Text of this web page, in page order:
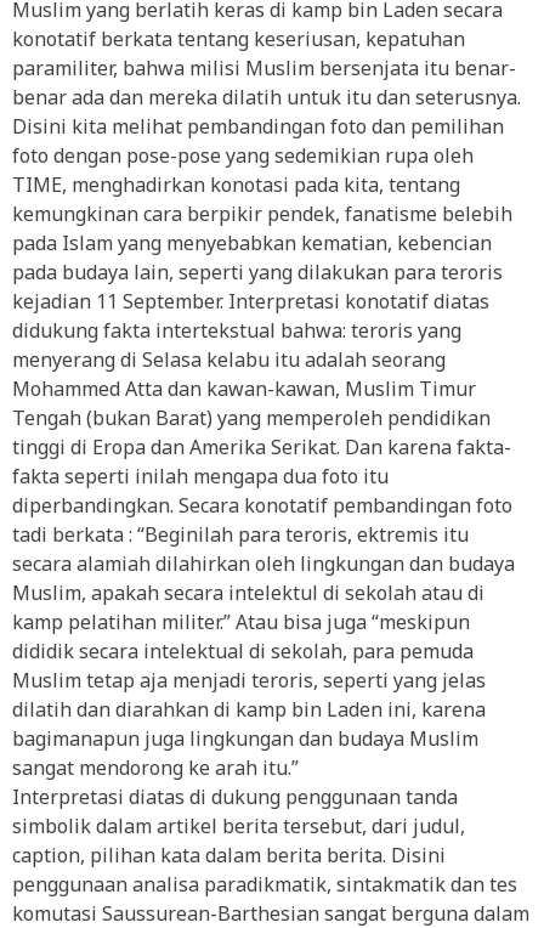
Muslim yang berlatih keras di kamp bin Laden secara
konotatif berkata tentang keseriusan, kepatuhan
paramiliter, bahwa milisi Muslim bersenjata itu benar-
benar ada dan mereka dilatih untuk itu dan seterusnya.
Disini kita melihat pembandingan foto dan pemilihan
foto dengan pose-pose yang sedemikian rupa oleh
TIME, menghadirkan konotasi pada kita, tentang
kemungkinan cara berpikir pendek, fanatisme belebih
pada Islam yang menyebabkan kematian, kebencian
pada budaya lain, seperti yang dilakukan para teroris
kejadian 11 September. Interpretasi konotatif diatas
didukung fakta intertekstual bahwa: teroris yang
menyerang di Selasa kelabu itu adalah seorang
Mohammed Atta dan kawan-kawan, Muslim Timur
Tengah (bukan Barat) yang memperoleh pendidikan
tinggi di Eropa dan Amerika Serikat. Dan karena fakta-
fakta seperti inilah mengapa dua foto itu
diperbandingkan. Secara konotatif pembandingan foto
tadi berkata : “Beginilah para teroris, ektremis itu
secara alamiah dilahirkan oleh lingkungan dan budaya
Muslim, apakah secara intelektul di sekolah atau di
kamp pelatihan militer.” Atau bisa juga “meskipun
dididik secara intelektual di sekolah, para pemuda
Muslim tetap aja menjadi teroris, seperti yang jelas
dilatih dan diarahkan di kamp bin Laden ini, karena
bagimanapun juga lingkungan dan budaya Muslim
sangat mendorong ke arah itu.”
Interpretasi diatas di dukung penggunaan tanda
simbolik dalam artikel berita tersebut, dari judul,
caption, pilihan kata dalam berita berita. Disini
penggunaan analisa paradikmatik, sintakmatik dan tes
komutasi Saussurean-Barthesian sangat berguna dalam